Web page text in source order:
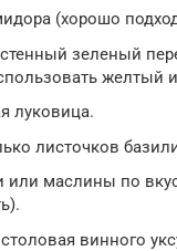
(хорошо
зеленый
желтый
луковица.
листочков
или маслины по
винного